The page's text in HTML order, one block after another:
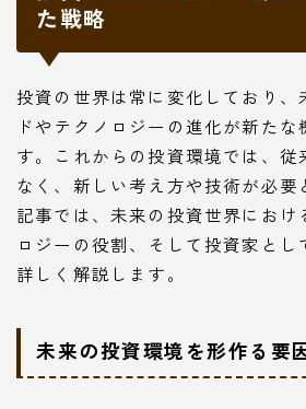
た戦略
投資の世界は常に変化しており、
ドやテクノロジーの進化が新たな
す。これからの投資環境では、従
なく、新しい考え方や技術が必要
記事では、未来の投資世界におけ
ロジーの役割、そして投資家とし
詳しく解説します。
未来の投資環境を形作る要